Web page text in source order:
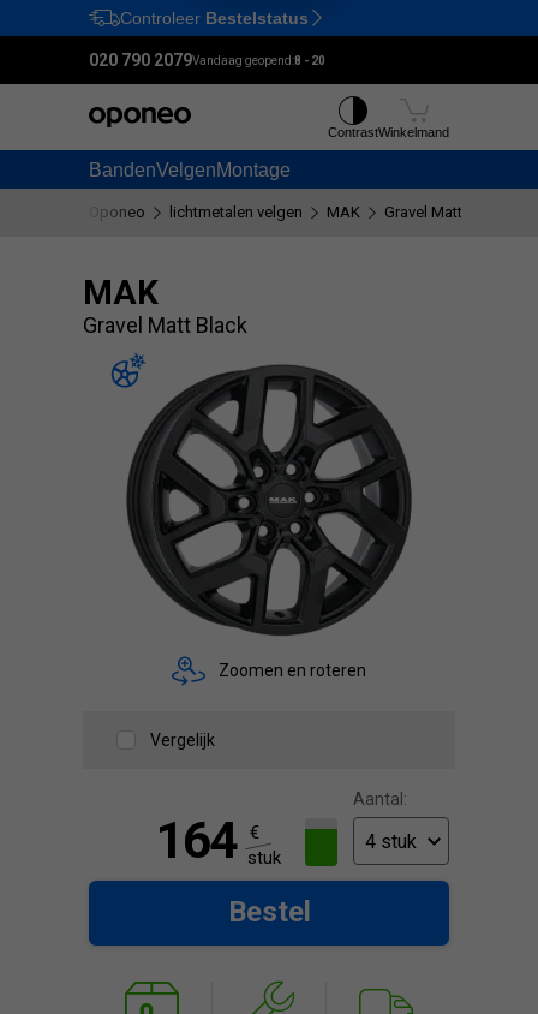
Ctrl M
Controleer Bestelstatus
020 790 2079Vandaag geopend:8 - 20
BandenVelgenMontage
ContrastWinkelmand
Oponeo lichtmetalen velgen MAK Gravel Matt Black
MAK
Gravel Matt Black
Zoomen en roteren
Vergelijk
Aantal:
164
€
stuk
Bestel